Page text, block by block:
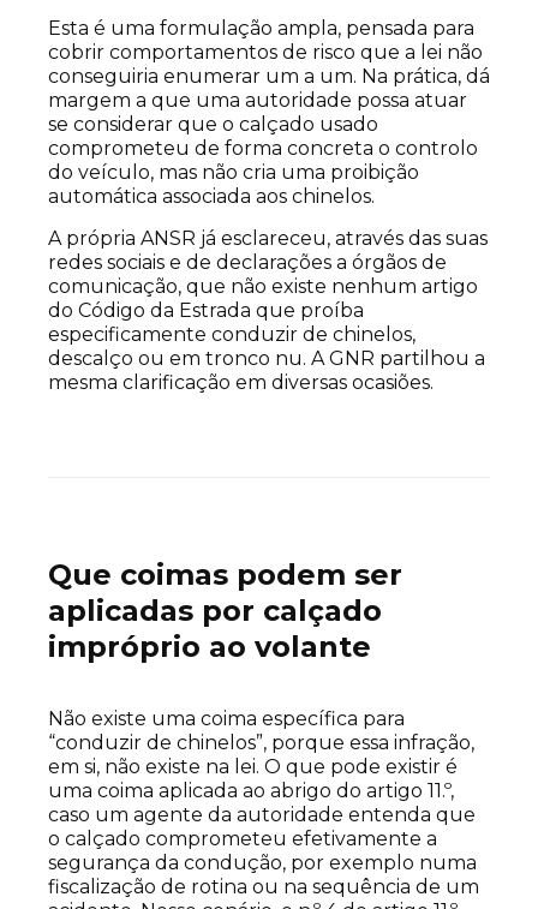
Esta é uma formulação ampla, pensada para
cobrir comportamentos de risco que a lei não
conseguiria enumerar um a um. Na prática, dá
margem a que uma autoridade possa atuar
se considerar que o calçado usado
comprometeu de forma concreta o controlo
do veículo, mas não cria uma proibição
automática associada aos chinelos.
A própria ANSR já esclareceu, através das suas
redes sociais e de declarações a órgãos de
comunicação, que não existe nenhum artigo
do Código da Estrada que proíba
especificamente conduzir de chinelos,
descalço ou em tronco nu. A GNR partilhou a
mesma clarificação em diversas ocasiões.
Que coimas podem ser
aplicadas por calçado
impróprio ao volante
Não existe uma coima específica para
“conduzir de chinelos”, porque essa infração,
em si, não existe na lei. O que pode existir é
uma coima aplicada ao abrigo do artigo 11.º,
caso um agente da autoridade entenda que
o calçado comprometeu efetivamente a
segurança da condução, por exemplo numa
fiscalização de rotina ou na sequência de um